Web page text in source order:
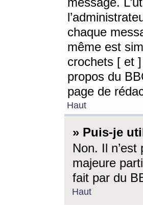
chaque
même est
crochets [ et
propos du
page de
Haut
» Puis-je
Non. Il
majeure
fait par du
Haut